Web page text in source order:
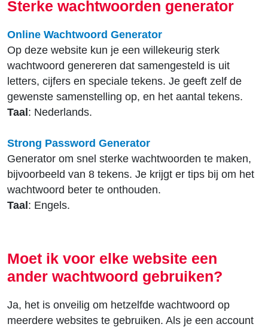
Sterke wachtwoorden generator
Online Wachtwoord Generator
Op deze website kun je een willekeurig sterk
wachtwoord genereren dat samengesteld is uit
letters, cijfers en speciale tekens. Je geeft zelf de
gewenste samenstelling op, en het aantal tekens.
Taal : Nederlands.
Strong Password Generator
Generator om snel sterke wachtwoorden te maken,
bijvoorbeeld van 8 tekens. Je krijgt er tips bij om het
wachtwoord beter te onthouden.
Taal : Engels.
Moet ik voor elke website een
ander wachtwoord gebruiken?
Ja, het is onveilig om hetzelfde wachtwoord op
meerdere websites te gebruiken. Als je een account